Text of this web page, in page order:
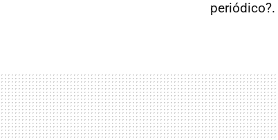
periódico?.